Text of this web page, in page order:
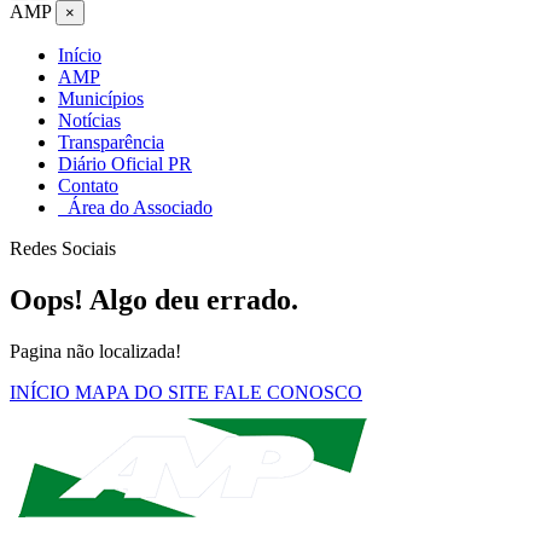
AMP ×
Início
AMP
Municípios
Notícias
Transparência
Diário Oficial PR
Contato
Área do Associado
Redes Sociais
Oops! Algo deu errado.
Pagina não localizada!
INÍCIO MAPA DO SITE FALE CONOSCO